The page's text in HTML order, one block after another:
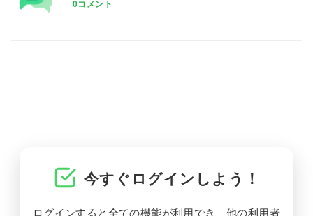
0コメント
今すぐログインしよう！
ログインすると全ての機能が利用でき、他の利用者